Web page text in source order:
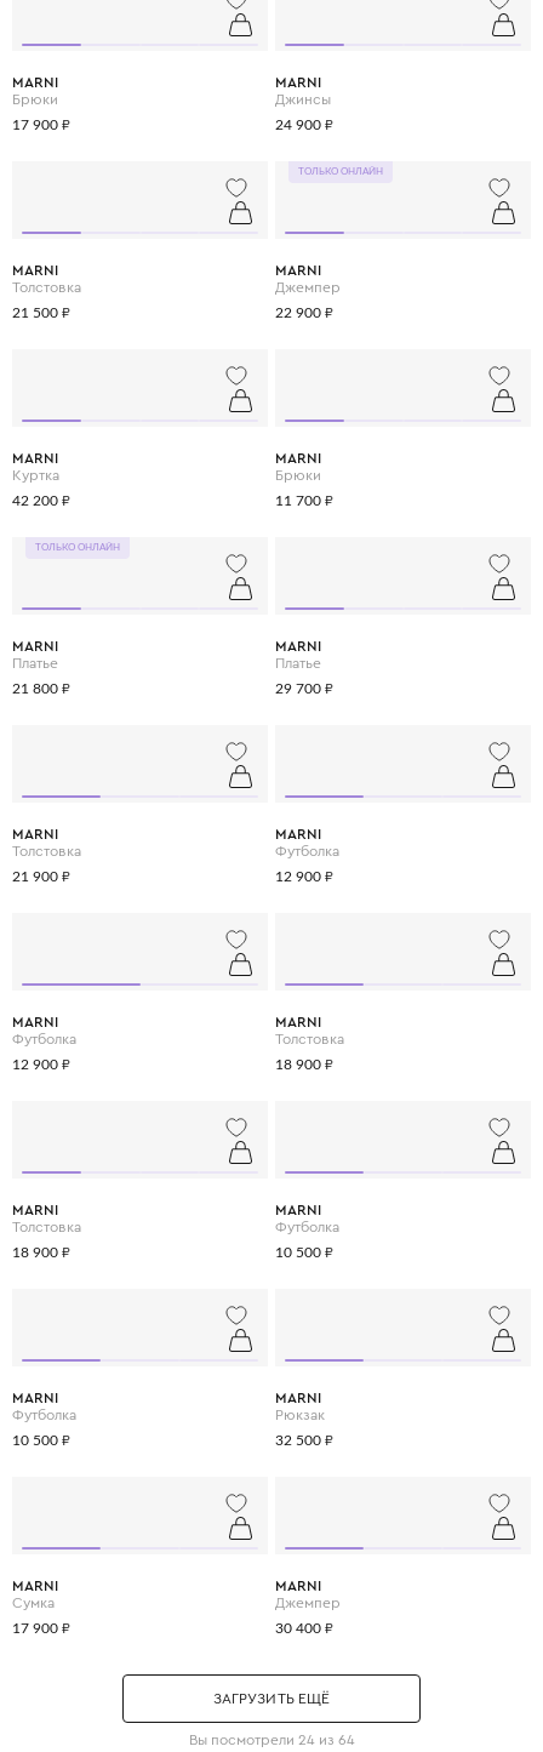
MARNI
Брюки
17 900 ₽
MARNI
Джинсы
24 900 ₽
MARNI
Толстовка
21 500 ₽
ТОЛЬКО ОНЛАЙН
MARNI
Джемпер
22 900 ₽
MARNI
Куртка
42 200 ₽
MARNI
Брюки
11 700 ₽
ТОЛЬКО ОНЛАЙН
MARNI
Платье
21 800 ₽
MARNI
Платье
29 700 ₽
MARNI
Толстовка
21 900 ₽
MARNI
Футболка
12 900 ₽
MARNI
Футболка
12 900 ₽
MARNI
Толстовка
18 900 ₽
MARNI
Толстовка
18 900 ₽
MARNI
Футболка
10 500 ₽
MARNI
Футболка
10 500 ₽
MARNI
Рюкзак
32 500 ₽
MARNI
Сумка
17 900 ₽
MARNI
Джемпер
30 400 ₽
ЗАГРУЗИТЬ ЕЩЁ
Вы посмотрели 24 из 64